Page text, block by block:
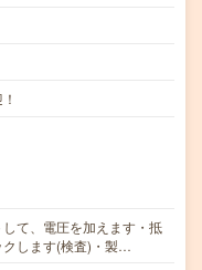
て、電圧を加えます・抵
クします(検査)・製…